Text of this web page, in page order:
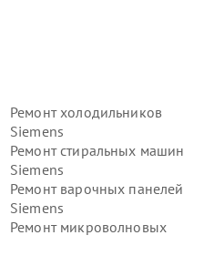
Ремонт холодильников
Siemens
Ремонт стиральных машин
Siemens
Ремонт варочных панелей
Siemens
Ремонт микроволновых